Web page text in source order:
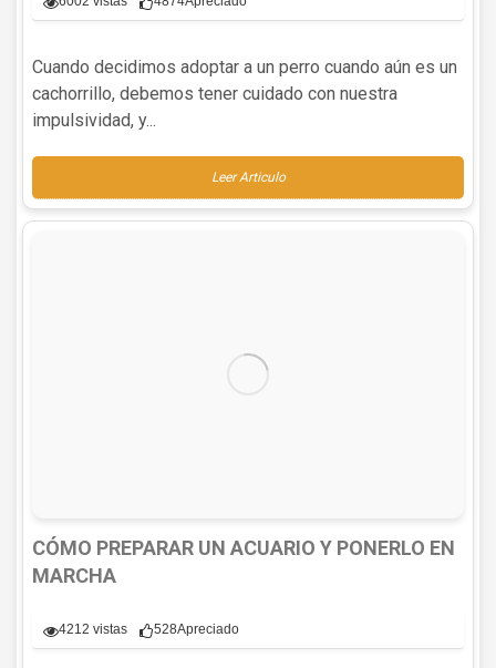
Cuando decidimos adoptar a un perro cuando aún es un
cachorrillo, debemos tener cuidado con nuestra
impulsividad, y...
Leer Articulo
CÓMO PREPARAR UN ACUARIO Y PONERLO EN
MARCHA
4212 vistas 528Apreciado